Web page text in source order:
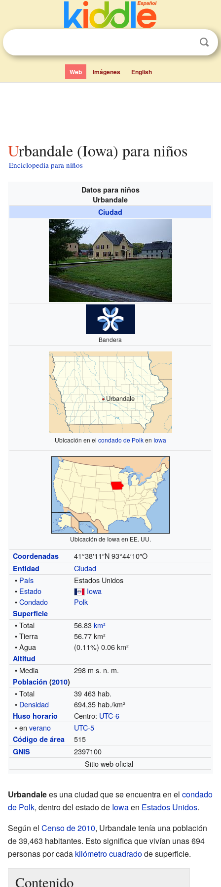
Web Imágenes English
Urbandale (Iowa) para niños
Enciclopedia para niños
Datos para niños
Urbandale
Ciudad
Bandera
Urbandale
Ubicación en el condado de Polken Iowa
Ubicación de Iowa en EE. UU.
Coordenadas 41°38′11″N 93°44′10″O
Entidad
Ciudad
• País
Estados Unidos
• Estado
Iowa
•Condado Polk
Superficie
• Total 56.83km²
• Tierra
56.77 km²
• Agua
(0.11%) 0.06 km²
Altitud
• Media 298 m s. n. m.
Población (2010)
• Total
39 463 hab.
• Densidad 694,35 hab./km²
Huso horario Centro: UTC-6
• enverano UTC-5
Código de área 515
GNIS
2397100
Sitio web oficial
Urbandalees una ciudad que se encuentra en el condado
de Polk, dentro del estado de Iowaen Estados Unidos.
Según el Censo de 2010, Urbandale tenía una población
de 39,463 habitantes. Esto significa que vivían unas 694
personas por cada kilómetro cuadradode superficie.
Contenido